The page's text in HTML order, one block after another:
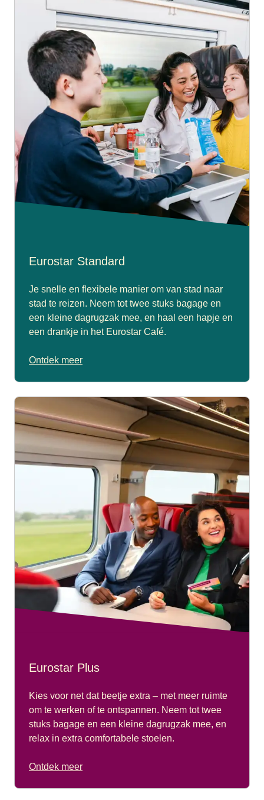
Eurostar Standard
Je snelle en flexibele manier om van stad naar
stad te reizen. Neem tot twee stuks bagage en
een kleine dagrugzak mee, en haal een hapje en
een drankje in het Eurostar Café.
Ontdek meer
Eurostar Plus
Kies voor net dat beetje extra – met meer ruimte
om te werken of te ontspannen. Neem tot twee
stuks bagage en een kleine dagrugzak mee, en
relax in extra comfortabele stoelen.
Ontdek meer